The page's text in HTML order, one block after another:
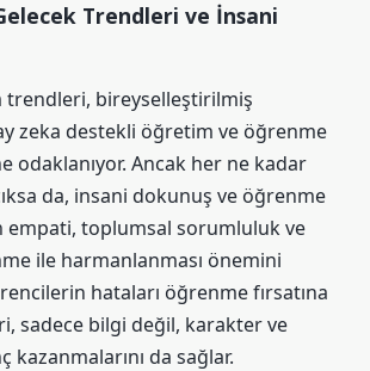
Trendleri ve İnsani
trendleri, bireyselleştirilmiş
zeka destekli öğretim ve öğrenme
odaklanıyor. Ancak her ne kadar
da, insani dokunuş ve öğrenme
empati, toplumsal sorumluluk ve
ile harmanlanması önemini
hataları öğrenme fırsatına
sadece bilgi değil, karakter ve
kazanmalarını da sağlar.